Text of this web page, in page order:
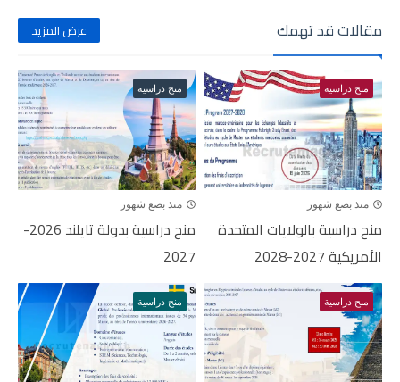
مقالات قد تهمك عرض المزيد
منح دراسية
منذ بضع شهور
منح دراسية بالولايات المتحدة
الأمريكية 2027-2028
منح دراسية
منذ بضع شهور
منح دراسية بدولة تايلند 2026-
2027
منح دراسية منح دراسية